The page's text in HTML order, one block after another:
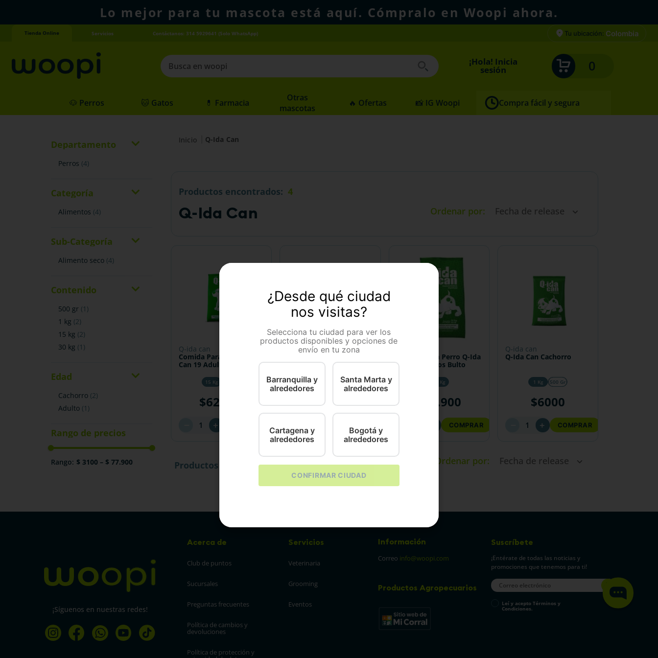
Lo mejor para tu mascota está aquí. Cómpralo en Woopi ahora.
Tienda Online Servicios Contáctanos: 314 5929641 (Solo WhatsApp) Tu ubicación: Colombia
Busca en woopi
1
agility gold
nexgard
¡Hola! Inicia
sesión 0
🐶 Perros 🐱 Gatos 💊 Farmacia
Otras
mascotas
🔥 Ofertas 📸 IG Woopi Compra fácil y segura
Departamento
perros (4)
Categoría
alimentos (4)
Sub-Categoría
alimento seco (4)
Contenido
500 gr (1 )
1 kg (2)
15 kg (2)
30 kg (1 )
Edad
cachorro (2)
adulto (1 )
$ 3100 – $ 77.900
Q-Ida Can
4
Productos
Q-Ida Can Ordenar por Fecha de release
q-ida can
Comida Para Perro Q-Ida
Can 19 Adulto Bulto
15 Kg
$62
＋
q-ida can
$4700
Comida Para Perro Q-Ida
Can Cachorros Bulto
15 Kg
.900
COMPRAR
q-ida can
Q-Ida Can Cachorro
1 Kg 500 Gr
$6000
＋ COMPRAR
4
Productos Ordenar por Fecha de release
¡Síguenos en nuestras redes!
Acerca de
Club de puntos
Sucursales
Preguntas frecuentes
Política de cambios y
devoluciones
Política de protección y
Servicios
Veterinaria
Grooming
Eventos
Información
Correo info@woopi.com
Productos Agropecuarios
Suscríbete
¡Entérate de todas las noticias y
promociones que tenemos para ti!
Leí y acepto Términos y
Condiciones.
¿Desde qué ciudad
nos visitas?
Selecciona tu ciudad para ver los
productos disponibles y opciones de
envío en tu zona
Barranquilla y
alrededores
Santa Marta y
alrededores
Cartagena y
alrededores
Bogotá y
alrededores
CONFIRMAR CIUDAD